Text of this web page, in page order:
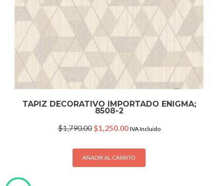
TAPIZ DECORATIVO IMPORTADO ENIGMA;
8508-2
$1,790.00 Original
was:
$1,790.00.
$1,250.00Current
is:
$1,250.00.
IVA Incluido
AÑADIR AL CARRITO